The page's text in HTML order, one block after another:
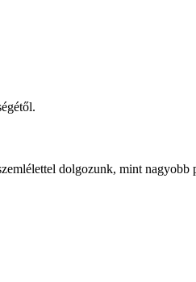
dolgozunk, mint nagyobb